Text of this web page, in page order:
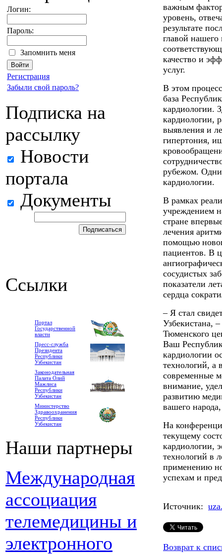
Логин:
Пароль:
Запомнить меня
Регистрация
Забыли свой пароль?
Подписка на
рассылку
Новости
портала
Документы
Ссылки
Портал
Государственной
власти
Пресс-служба
Президента
Республики
Узбекистан
Законодательная
Палата Олий
Мажлиса
Республики
Узбекистан
Министерство
Здравоохранения
Республики
Узбекистан
Наши партнеры
Международная
ассоциация
телемедицины и
электронного
важным
уровень,
результате
главой нашего
качество и
услуг.
В этом
база
кардиологии.
кардиологии,
выявления и
гипертония,
рубежом.
кардиологии.
В рамках
учреждением
стране
лечения
помощью
пациентов. В
сосудистых
показатели
сердца
– Я стал
Узбекистана,
Тюменского
Ваш
кардиологии
технологий, а
современные
внимание,
развитию
вашего
На
текущему
кардиологии,
технологий в
применению
успехам и
Источник:
Возврат к